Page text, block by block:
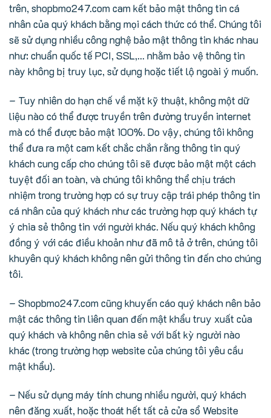
trên, shopbmo247.com cam kết bảo mật thông tin cá
nhân của quý khách bằng mọi cách thức có thể. Chúng tôi
sẽ sử dụng nhiều công nghệ bảo mật thông tin khác nhau
như: chuẩn quốc tế PCI, SSL,… nhằm bảo vệ thông tin
này không bị truy lục, sử dụng hoặc tiết lộ ngoài ý muốn.
– Tuy nhiên do hạn chế về mặt kỹ thuật, không một dữ
liệu nào có thể được truyền trên đường truyền internet
mà có thể được bảo mật 100%. Do vậy, chúng tôi không
thể đưa ra một cam kết chắc chắn rằng thông tin quý
khách cung cấp cho chúng tôi sẽ được bảo mật một cách
tuyệt đối an toàn, và chúng tôi không thể chịu trách
nhiệm trong trường hợp có sự truy cập trái phép thông tin
cá nhân của quý khách như các trường hợp quý khách tự
ý chia sẻ thông tin với người khác. Nếu quý khách không
đồng ý với các điều khoản như đã mô tả ở trên, chúng tôi
khuyên quý khách không nên gửi thông tin đến cho chúng
tôi.
– Shopbmo247.com cũng khuyến cáo quý khách nên bảo
mật các thông tin liên quan đến mật khẩu truy xuất của
quý khách và không nên chia sẻ với bất kỳ người nào
khác (trong trường hợp website của chúng tôi yêu cầu
mật khẩu).
– Nếu sử dụng máy tính chung nhiều người, quý khách
nên đăng xuất, hoặc thoát hết tất cả cửa sổ Website